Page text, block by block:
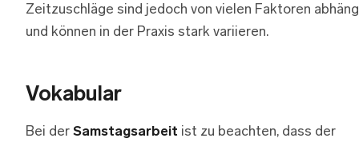
Zeitzuschläge sind jedoch von vielen Faktoren
und können in der Praxis stark variieren.
Vokabular
Bei der Samstagsarbeit ist zu beachten, dass der